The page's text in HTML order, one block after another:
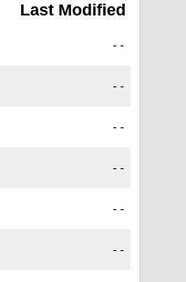
Last Modified
--
--
--
--
--
--